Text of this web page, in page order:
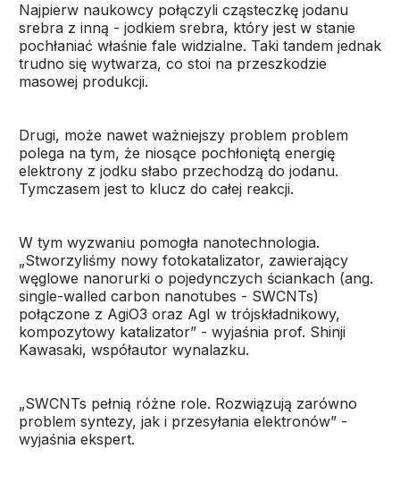
Najpierw naukowcy połączyli cząsteczkę jodanu
srebra z inną - jodkiem srebra, który jest w stanie
pochłaniać właśnie fale widzialne. Taki tandem jednak
trudno się wytwarza, co stoi na przeszkodzie
masowej produkcji.
Drugi, może nawet ważniejszy problem problem
polega na tym, że niosące pochłoniętą energię
elektrony z jodku słabo przechodzą do jodanu.
Tymczasem jest to klucz do całej reakcji.
W tym wyzwaniu pomogła nanotechnologia.
„Stworzyliśmy nowy fotokatalizator, zawierający
węglowe nanorurki o pojedynczych ściankach (ang.
single-walled carbon nanotubes - SWCNTs)
połączone z AgiO3 oraz AgI w trójskładnikowy,
kompozytowy katalizator” - wyjaśnia prof. Shinji
Kawasaki, współautor wynalazku.
„SWCNTs pełnią różne role. Rozwiązują zarówno
problem syntezy, jak i przesyłania elektronów” -
wyjaśnia ekspert.